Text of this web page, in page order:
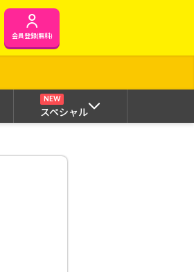
会員登録(無料)
NEW
スペシャル